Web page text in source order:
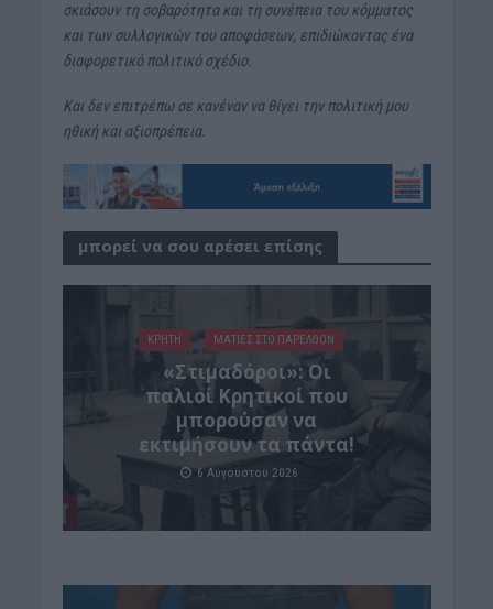
σκιάσουν τη σοβαρότητα και τη συνέπεια του κόμματος
και των συλλογικών του αποφάσεων, επιδιώκοντας ένα
διαφορετικό πολιτικό σχέδιο.
Και δεν επιτρέπω σε κανέναν να θίγει την πολιτική μου
ηθική και αξιοπρέπεια.
μπορεί να σου αρέσει επίσης
ΚΡΗΤΗ ΜΑΤΙΕΣ ΣΤΟ ΠΑΡΕΛΘΟΝ
«Στιμαδόροι»: Οι
παλιοί Κρητικοί που
μπορούσαν να
εκτιμήσουν τα πάντα!
6 Αυγούστου 2026